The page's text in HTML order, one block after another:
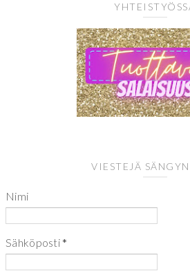
VIESTEJÄ
Nimi
Sähköposti*